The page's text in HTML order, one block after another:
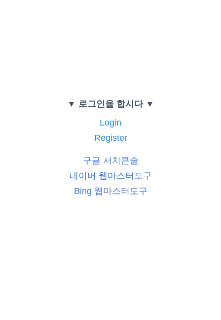
▼ 로그인을 합시다 ▼
Login
Register
구글 서치콘솔
네이버 웹마스터도구
Bing 웹마스터도구